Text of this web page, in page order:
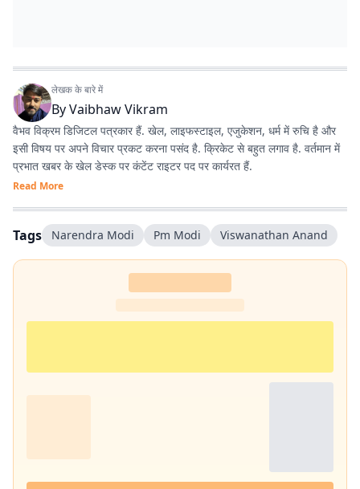
लेखक के बारे में
ByVaibhaw Vikram
वैभव विक्रम डिजिटल पत्रकार हैं. खेल, लाइफस्टाइल, एजुकेशन, धर्म में रुचि है और
इसी विषय पर अपने विचार प्रकट करना पसंद है. क्रिकेट से बहुत लगाव है. वर्तमान में
प्रभात खबर के खेल डेस्क पर कंटेंट राइटर पद पर कार्यरत हैं.
Read More
Tags Narendra Modi Pm Modi Viswanathan Anand